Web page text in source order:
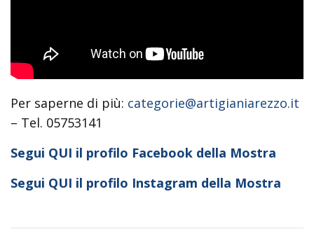
Per saperne di più: categorie@artigianiarezzo.it
– Tel. 05753141
Segui QUI il profilo Facebook della Mostra
Segui QUI il proflo Instagram della Mostra